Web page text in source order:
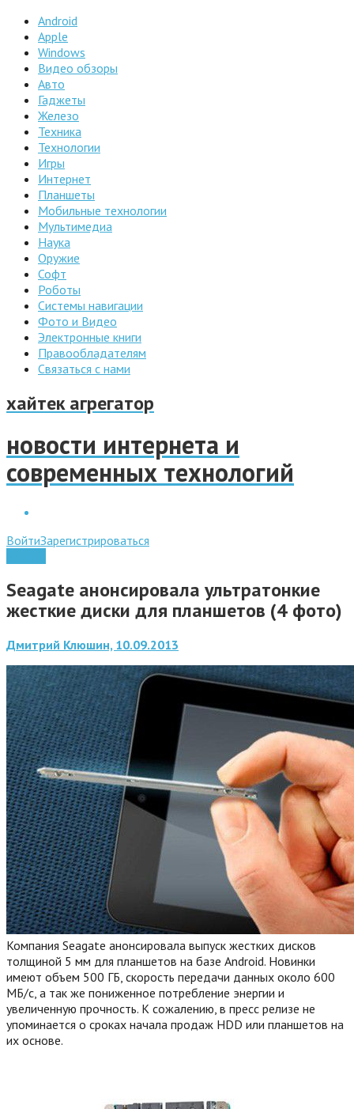
Android
Apple
Windows
Видео обзоры
Авто
Гаджеты
Железо
Техника
Технологии
Игры
Интернет
Планшеты
Мобильные технологии
Мультимедиа
Наука
Оружие
Софт
Роботы
Системы навигации
Фото и Видео
Электронные книги
Правообладателям
Связаться с нами
хайтек агрегатор
новости интернета и
современных технологий
ВойтиЗарегистрироваться
Seagate анонсировала ультратонкие
жесткие диски для планшетов (4 фото)
Дмитрий Клюшин, 10.09.2013
Компания Seagate анонсировала выпуск жестких дисков
толщиной 5 мм для планшетов на базе Android. Новинки
имеют объем 500 ГБ, скорость передачи данных около 600
МБ/с, а так же пониженное потребление энергии и
увеличенную прочность. К сожалению, в пресс релизе не
упоминается о сроках начала продаж HDD или планшетов на
их основе.